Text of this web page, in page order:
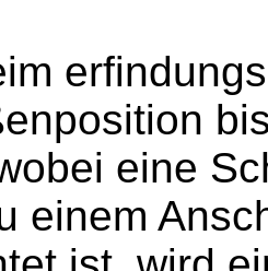
eine
einem